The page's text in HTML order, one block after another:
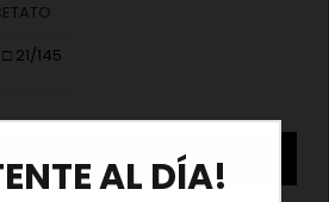
21/145
Añadir al carritoAL DÍA!